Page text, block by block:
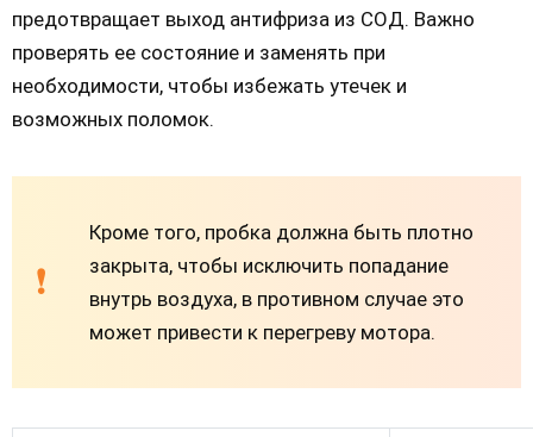
предотвращает выход антифриза из СОД. Важно
проверять ее состояние и заменять при
необходимости, чтобы избежать утечек и
возможных поломок.
Кроме того, пробка должна быть плотно
закрыта, чтобы исключить попадание
внутрь воздуха, в противном случае это
может привести к перегреву мотора.